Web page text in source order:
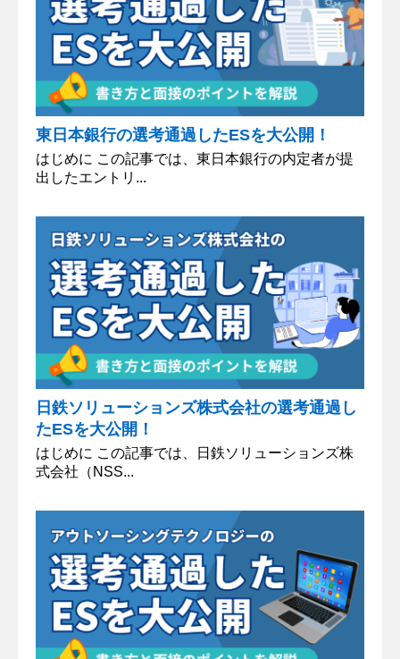
東日本銀行の選考通過したESを大公開！
はじめに この記事では、東日本銀行の内定者が提
出したエントリ...
日鉄ソリューションズ株式会社の選考通過し
たESを大公開！
はじめに この記事では、日鉄ソリューションズ株
式会社（NSS...